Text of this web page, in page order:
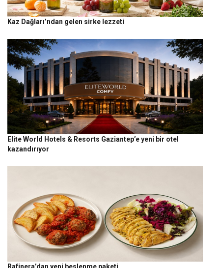
Kaz Dağları’ndan gelen sirke lezzeti
Elite World Hotels & Resorts Gaziantep’e yeni bir otel
kazandırıyor